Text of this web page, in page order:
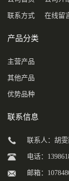
联系方式 在线留
产品分类
主营产品
其他产品
优势品种
联系信息
联系人：胡雯
电话：
邮箱：